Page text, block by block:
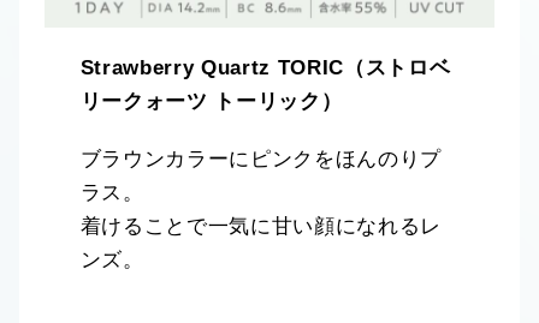
Strawberry Quartz TORIC（ストロベ
リークォーツ トーリック）
ブラウンカラーにピンクをほんのりプ
ラス。
着けることで⼀気に甘い顔になれるレ
ンズ。